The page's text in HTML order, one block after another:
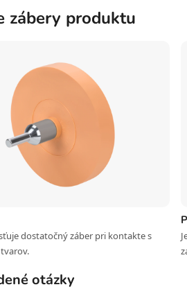
zábery produktu
dostatočný záber pri kontakte s
otázky